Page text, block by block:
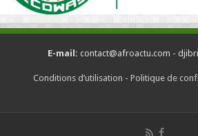
E-mail: contact@afroactu.com -
Conditions d’utilisation - Politique de